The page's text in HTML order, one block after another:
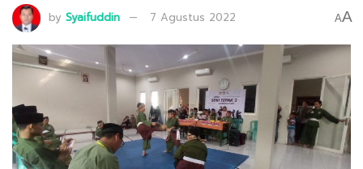
by Syaifuddin 7 Agustus 2022 AA